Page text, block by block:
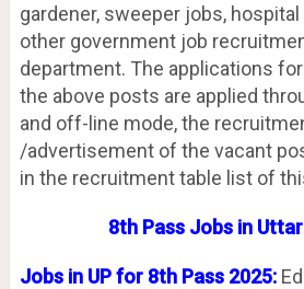
gardener, sweeper jobs,
other government job
department. The applications
the above posts are applied
and off-line mode, the
/advertisement of the vacant
in the recruitment table list of
8th Pass Jobs in
Jobs in UP for 8th Pass 2025: